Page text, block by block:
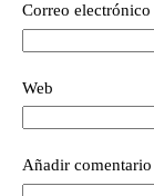
Correo electrónico
Web
Añadir comentario